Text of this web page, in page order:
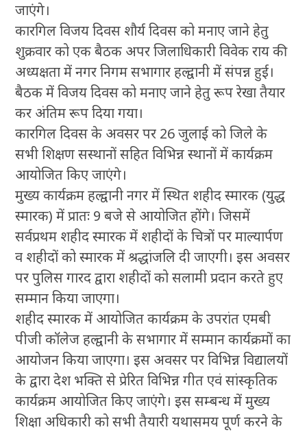
जाएंगे।
कारगिल विजय दिवस शौर्य दिवस को मनाए जाने हेतु
शुक्रवार को एक बैठक अपर जिलाधिकारी विवेक राय की
अध्यक्षता में नगर निगम सभागार हल्द्वानी में संपन्न हुई।
बैठक में विजय दिवस को मनाए जाने हेतु रूप रेखा तैयार
कर अंतिम रूप दिया गया।
कारगिल दिवस के अवसर पर 26 जुलाई को जिले के
सभी शिक्षण सस्थानों सहित विभिन्न स्थानों में कार्यक्रम
आयोजित किए जाएंगे।
मुख्य कार्यक्रम हल्द्वानी नगर में स्थित शहीद स्मारक (युद्ध
स्मारक) में प्रातः 9 बजे से आयोजित होंगे। जिसमें
सर्वप्रथम शहीद स्मारक में शहीदों के चित्रों पर माल्यार्पण
व शहीदों को स्मारक में श्रद्धांजलि दी जाएगी। इस अवसर
पर पुलिस गारद द्वारा शहीदों को सलामी प्रदान करते हुए
सम्मान किया जाएगा।
शहीद स्मारक में आयोजित कार्यक्रम के उपरांत एमबी
पीजी कॉलेज हल्द्वानी के सभागार में सम्मान कार्यक्रमों का
आयोजन किया जाएगा। इस अवसर पर विभिन्न विद्यालयों
के द्वारा देश भक्ति से प्रेरित विभिन्न गीत एवं सांस्कृतिक
कार्यक्रम आयोजित किए जाएंगे। इस सम्बन्ध में मुख्य
शिक्षा अधिकारी को सभी तैयारी यथासमय पूर्ण करने के